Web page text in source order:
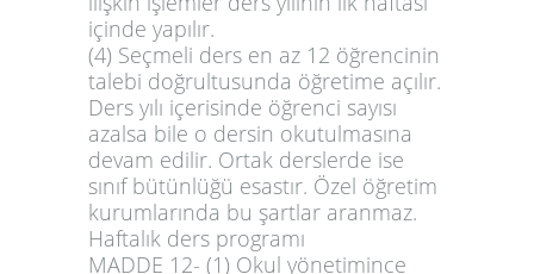
içinde yapılır.
(4) Seçmeli ders en az 12 öğrencinin
talebi doğrultusunda öğretime açılır.
Ders yılı içerisinde öğrenci sayısı
azalsa bile o dersin okutulmasına
devam edilir. Ortak derslerde ise
sınıf bütünlüğü esastır. Özel öğretim
kurumlarında bu şartlar aranmaz.
Haftalık ders programı
MADDE 12- (1) Okul yönetimince